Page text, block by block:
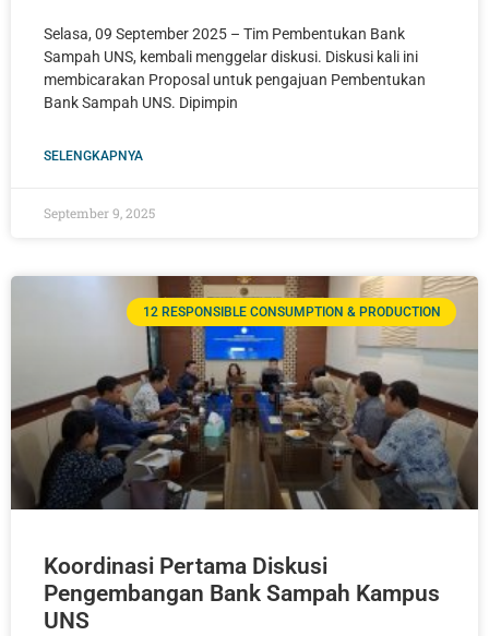
Selasa, 09 September 2025 – Tim Pembentukan Bank
Sampah UNS, kembali menggelar diskusi. Diskusi kali ini
membicarakan Proposal untuk pengajuan Pembentukan
Bank Sampah UNS. Dipimpin
SELENGKAPNYA
September 9, 2025
12 RESPONSIBLE CONSUMPTION & PRODUCTION
Koordinasi Pertama Diskusi
Pengembangan Bank Sampah Kampus
UNS